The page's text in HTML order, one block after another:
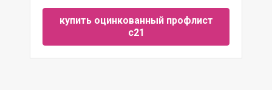
купить оцинкованный профлист
с21